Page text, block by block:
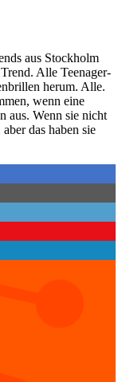
aus Stockholm
Alle Teenager-
herum. Alle.
wenn eine
aus. Wenn sie nicht
das haben sie